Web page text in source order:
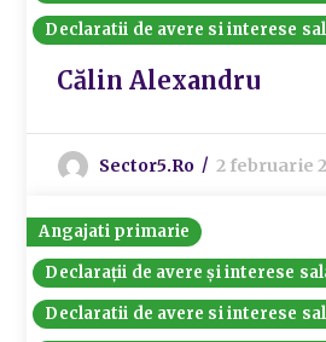
Declaratii de avere si interese
Călin Alexandru
Sector5.ro 2 februarie
Angajati primarie
Declarații de avere și interese
Declaratii de avere si interese